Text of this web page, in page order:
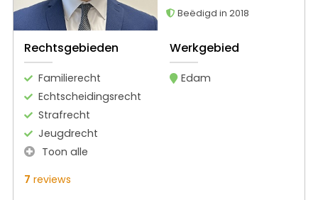
Beëdigd in 2018
Rechtsgebieden
Familierecht
Echtscheidingsrecht
Strafrecht
Jeugdrecht
Toon alle
Werkgebied
Edam
7 reviews